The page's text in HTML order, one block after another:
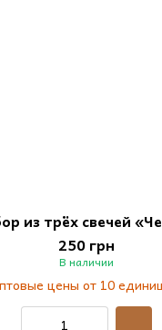
из трёх свечей
250 грн
В наличии
цены от 10